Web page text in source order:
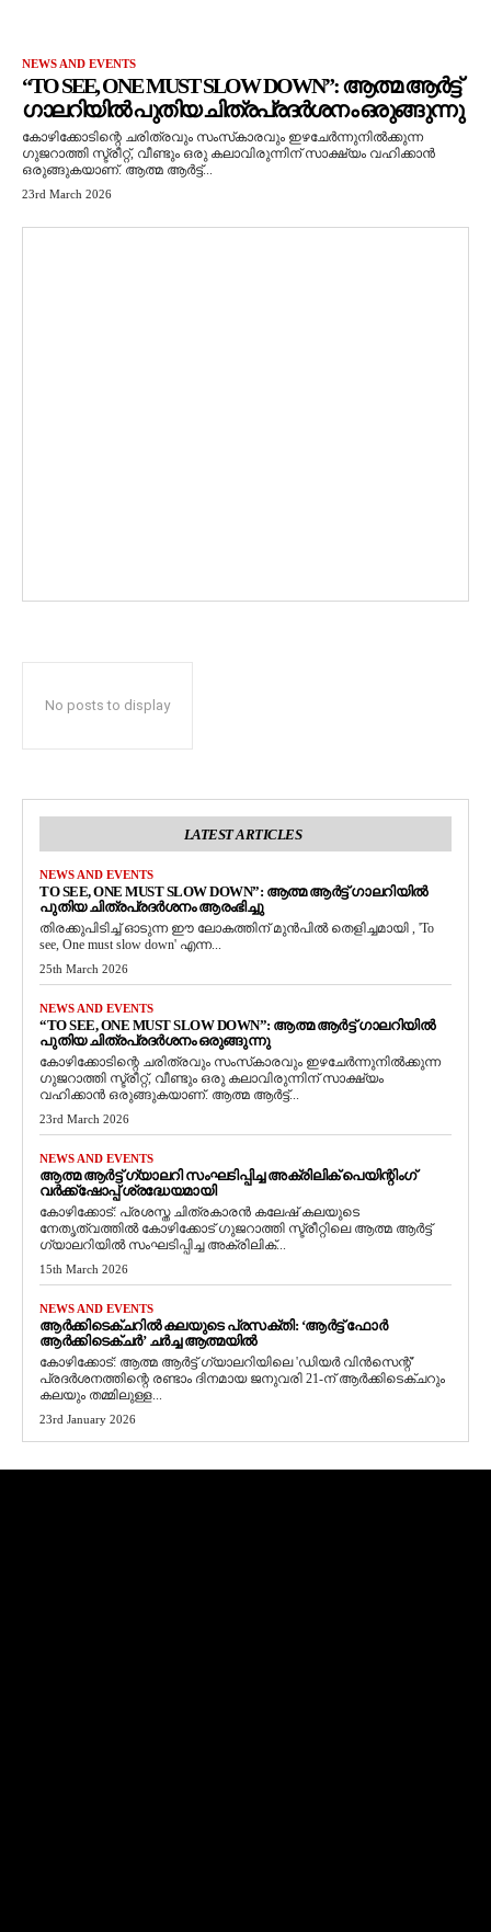
NEWS AND EVENTS
“TO SEE, ONE MUST SLOW DOWN”: ആത്മ ആർട്ട്
ഗാലറിയിൽ പുതിയ ചിത്രപ്രദർശനം ഒരുങ്ങുന്നു
കോഴിക്കോടിന്റെ ചരിത്രവും സംസ്‌കാരവും ഇഴചേർന്നുനിൽക്കുന്ന
ഗുജറാത്തി സ്ട്രീറ്റ്, വീണ്ടും ഒരു കലാവിരുന്നിന് സാക്ഷ്യം വഹിക്കാൻ
ഒരുങ്ങുകയാണ്. ആത്മ ആർട്ട്...
23rd March 2026
No posts to display
LATEST ARTICLES
NEWS AND EVENTS
TO SEE, ONE MUST SLOW DOWN”: ആത്മ ആർട്ട് ഗാലറിയിൽ
പുതിയ ചിത്രപ്രദർശനം ആരംഭിച്ചു
തിരക്കുപിടിച്ച് ഓടുന്ന ഈ ലോകത്തിന് മുൻപിൽ തെളിച്ചമായി , 'To
see, One must slow down' എന്ന...
25th March 2026
NEWS AND EVENTS
“TO SEE, ONE MUST SLOW DOWN”: ആത്മ ആർട്ട് ഗാലറിയിൽ
പുതിയ ചിത്രപ്രദർശനം ഒരുങ്ങുന്നു
കോഴിക്കോടിന്റെ ചരിത്രവും സംസ്‌കാരവും ഇഴചേർന്നുനിൽക്കുന്ന
ഗുജറാത്തി സ്ട്രീറ്റ്, വീണ്ടും ഒരു കലാവിരുന്നിന് സാക്ഷ്യം
വഹിക്കാൻ ഒരുങ്ങുകയാണ്. ആത്മ ആർട്ട്...
23rd March 2026
NEWS AND EVENTS
ആത്മ ആർട്ട് ഗ്യാലറി സംഘടിപ്പിച്ച അക്രിലിക് പെയിന്റിംഗ്
വർക്ക്‌ഷോപ്പ് ശ്രദ്ധേയമായി
കോഴിക്കോട്: പ്രശസ്ത ചിത്രകാരൻ കലേഷ് കലയുടെ
നേതൃത്വത്തിൽ കോഴിക്കോട് ഗുജറാത്തി സ്ട്രീറ്റിലെ ആത്മ ആർട്ട്
ഗ്യാലറിയിൽ സംഘടിപ്പിച്ച അക്രിലിക്...
15th March 2026
NEWS AND EVENTS
ആർക്കിടെക്ചറിൽ കലയുടെ പ്രസക്തി: ‘ആർട്ട് ഫോർ
ആർക്കിടെക്ചർ’ ചർച്ച ആത്മയിൽ
​കോഴിക്കോട്: ആത്മ ആർട്ട് ഗ്യാലറിയിലെ 'ഡിയർ വിൻസെന്റ്'
പ്രദർശനത്തിന്റെ രണ്ടാം ദിനമായ ജനുവരി 21-ന് ആർക്കിടെക്ചറും
കലയും തമ്മിലുള്ള...
23rd January 2026